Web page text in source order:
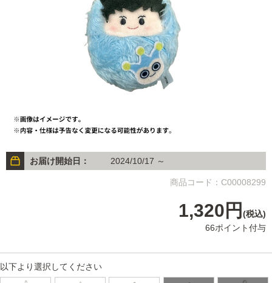
お届け開始日： 2024/10/17 ～
商品コード：C00008299
1,320円 (税込)
66ポイント付与
以下より選択してください